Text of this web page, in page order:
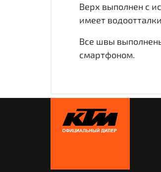
Верх выполнен с
имеет
Все швы
смартфоном.